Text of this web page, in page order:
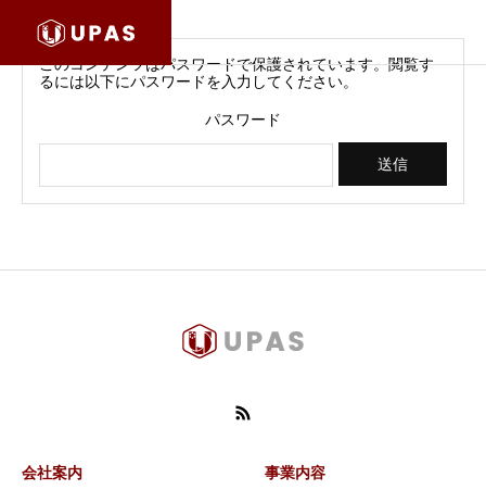
このコンテンツはパスワードで保護されています。閲覧す
るには以下にパスワードを入力してください。
パスワード
会社案内 事業内容